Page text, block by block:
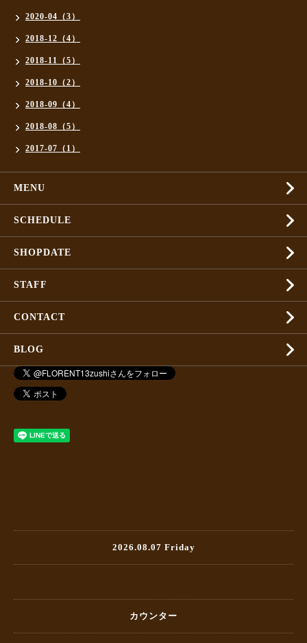
2020-04（3）
2018-12（4）
2018-11（5）
2018-10（2）
2018-09（4）
2018-08（5）
2017-07（1）
MENU
SCHEDULE
SHOPDATE
STAFF
CONTACT
BLOG
2026.08.07 Friday
カウンター